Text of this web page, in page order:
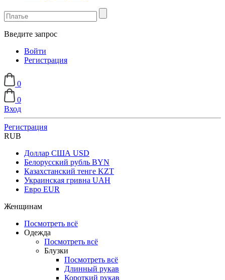
Введите запрос
Войти
Регистрация
0
0
Вход
Регистрация
RUB
Доллар США USD
Белорусский рубль BYN
Казахстанский тенге KZT
Украинская гривна UAH
Евро EUR
Женщинам
Посмотреть всё
Одежда
Посмотреть всё
Блузки
Посмотреть всё
Длинный рукав
Короткий рукав